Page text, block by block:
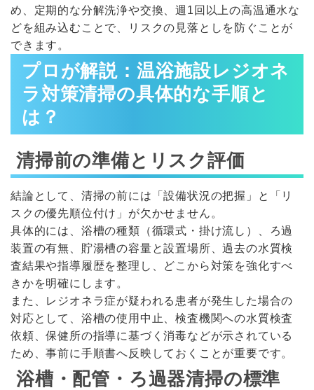
め、定期的な分解洗浄や交換、週1回以上の高温通水な
どを組み込むことで、リスクの見落としを防ぐことが
できます。
プロが解説：温浴施設レジオネ
ラ対策清掃の具体的な手順と
は？
清掃前の準備とリスク評価
結論として、清掃の前には「設備状況の把握」と「リ
スクの優先順位付け」が欠かせません。
具体的には、浴槽の種類（循環式・掛け流し）、ろ過
装置の有無、貯湯槽の容量と設置場所、過去の水質検
査結果や指導履歴を整理し、どこから対策を強化すべ
きかを明確にします。
また、レジオネラ症が疑われる患者が発生した場合の
対応として、浴槽の使用中止、検査機関への水質検査
依頼、保健所の指導に基づく消毒などが示されている
ため、事前に手順書へ反映しておくことが重要です。
浴槽・配管・ろ過器清掃の標準